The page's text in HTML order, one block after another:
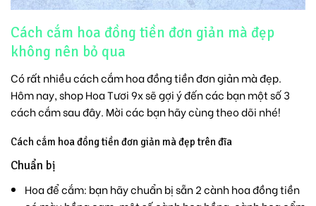
Cách cắm hoa đồng tiền đơn giản mà đẹp
không nên bỏ qua
Có rất nhiều cách cắm hoa đồng tiền đơn giản mà đẹp.
Hôm nay, shop Hoa Tươi 9x sẽ gợi ý đến các bạn một số 3
cách cắm sau đây. Mời các bạn hãy cùng theo dõi nhé!
Cách cắm hoa đồng tiền đơn giản mà đẹp trên đĩa
Chuẩn bị
Hoa để cắm: bạn hãy chuẩn bị sẵn 2 cành hoa đồng tiền